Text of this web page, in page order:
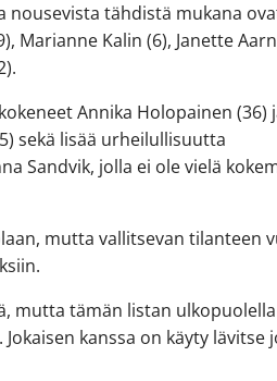
nousevista tähdistä mukana
Marianne Kalin (6), Janette
Annika Holopainen (36)
sekä lisää urheilullisuutta
Sandvik, jolla ei ole vielä
mutta vallitsevan tilanteen
mutta tämän listan
kanssa on käyty lävitse